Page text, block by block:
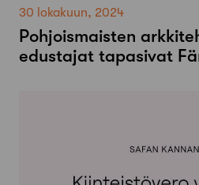
30 lokakuun, 2024
Pohjoismaisten
edustajat tapasivat